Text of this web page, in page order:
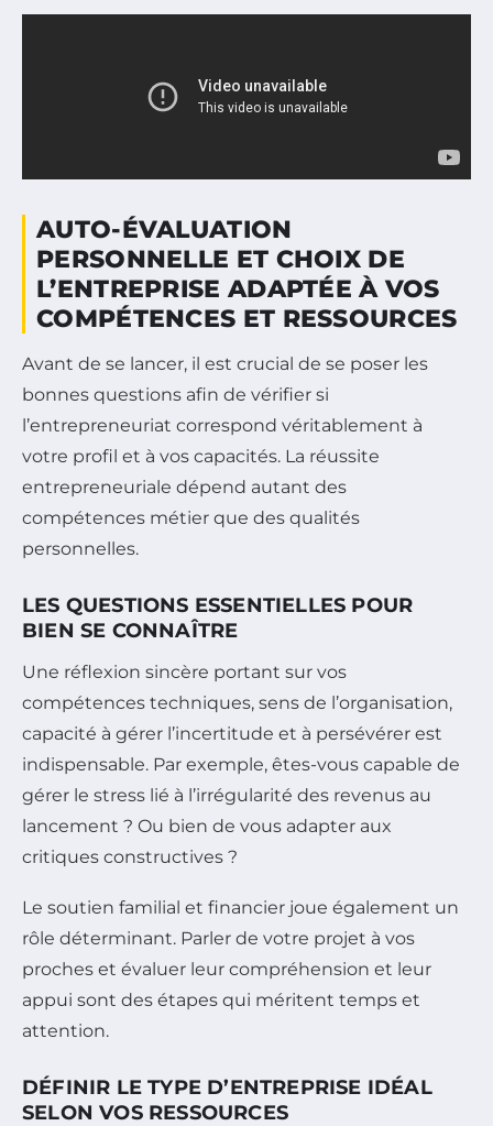
AUTO-ÉVALUATION
PERSONNELLE ET CHOIX DE
L’ENTREPRISE ADAPTÉE À VOS
COMPÉTENCES ET RESSOURCES
Avant de se lancer, il est crucial de se poser les
bonnes questions afin de vérifier si
l’entrepreneuriat correspond véritablement à
votre profil et à vos capacités. La réussite
entrepreneuriale dépend autant des
compétences métier que des qualités
personnelles.
LES QUESTIONS ESSENTIELLES POUR
BIEN SE CONNAÎTRE
Une réflexion sincère portant sur vos
compétences techniques, sens de l’organisation,
capacité à gérer l’incertitude et à persévérer est
indispensable. Par exemple, êtes-vous capable de
gérer le stress lié à l’irrégularité des revenus au
lancement ? Ou bien de vous adapter aux
critiques constructives ?
Le soutien familial et financier joue également un
rôle déterminant. Parler de votre projet à vos
proches et évaluer leur compréhension et leur
appui sont des étapes qui méritent temps et
attention.
DÉFINIR LE TYPE D’ENTREPRISE IDÉAL
SELON VOS RESSOURCES